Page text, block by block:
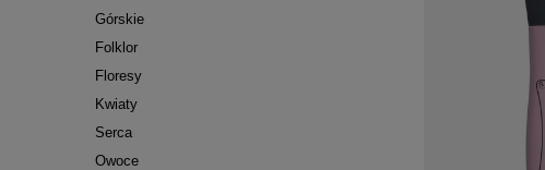
Górskie
Folklor
Floresy
Kwiaty
Serca
Owoce